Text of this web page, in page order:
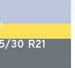
30 R21